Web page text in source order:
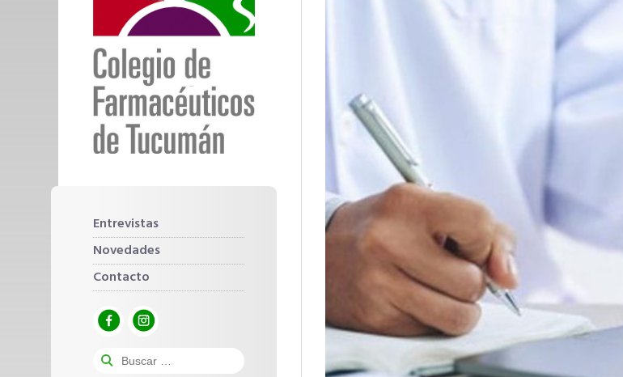
Entrevistas
Novedades
Contacto